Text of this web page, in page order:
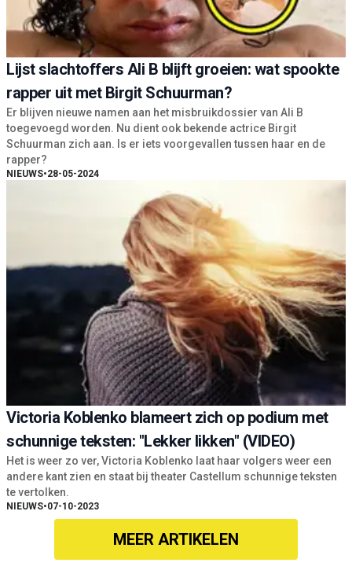
Lijst slachtoffers Ali B blijft groeien: wat spookte
rapper uit met Birgit Schuurman?
Er blijven nieuwe namen aan het misbruikdossier van Ali B
toegevoegd worden. Nu dient ook bekende actrice Birgit
Schuurman zich aan. Is er iets voorgevallen tussen haar en de
rapper?
NIEUWS•28-05-2024
Victoria Koblenko blameert zich op podium met
schunnige teksten: "Lekker likken" (VIDEO)
Het is weer zo ver, Victoria Koblenko laat haar volgers weer een
andere kant zien en staat bij theater Castellum schunnige teksten
te vertolken.
NIEUWS•07-10-2023
MEER ARTIKELEN